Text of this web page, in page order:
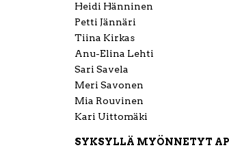
Heidi Hänninen
Petti Jännäri
Tiina Kirkas
Anu-Elina Lehti
Sari Savela
Meri Savonen
Mia Rouvinen
Kari Uittomäki
SYKSYLLÄ MYÖNNETYT